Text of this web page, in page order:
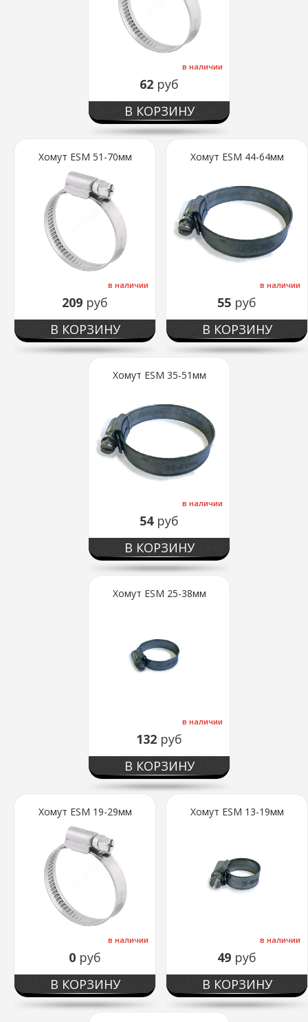
в наличии
62 руб
В КОРЗИНУ
Хомут ESM 51-70мм
в наличии
209 руб
В КОРЗИНУ
Хомут ESM 44-64мм
в наличии
55 руб
В КОРЗИНУ
Хомут ESM 35-51мм
в наличии
54 руб
В КОРЗИНУ
Хомут ESM 25-38мм
в наличии
132 руб
В КОРЗИНУ
Хомут ESM 19-29мм
в наличии
0 руб
В КОРЗИНУ
Хомут ESM 13-19мм
в наличии
49 руб
В КОРЗИНУ